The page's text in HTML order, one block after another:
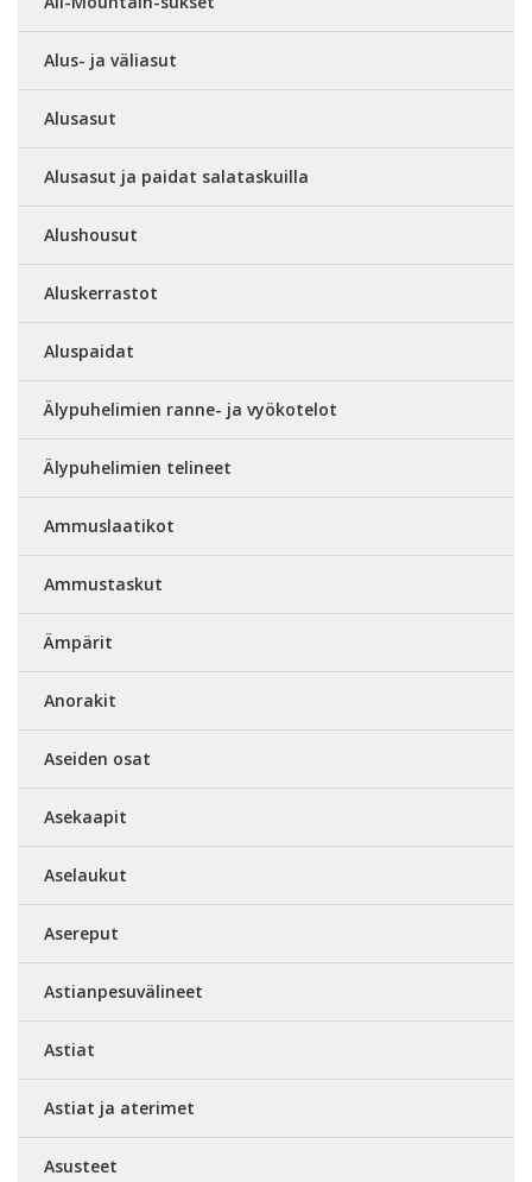
Alus- ja väliasut
Alusasut
Alusasut ja paidat salataskuilla
Alushousut
Aluskerrastot
Aluspaidat
Älypuhelimien ranne- ja vyökotelot
Älypuhelimien telineet
Ammuslaatikot
Ammustaskut
Ämpärit
Anorakit
Aseiden osat
Asekaapit
Aselaukut
Asereput
Astianpesuvälineet
Astiat
Astiat ja aterimet
Asusteet